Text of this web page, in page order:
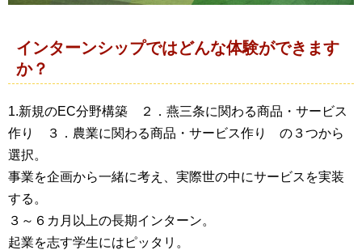
インターンシップではどんな体験ができます
か？
1.新規のEC分野構築 ２．燕三条に関わる商品・サービス
作り ３．農業に関わる商品・サービス作り の３つから
選択。
事業を企画から一緒に考え、実際世の中にサービスを実装
する。
３～６カ月以上の長期インターン。
起業を志す学生にはピッタリ。